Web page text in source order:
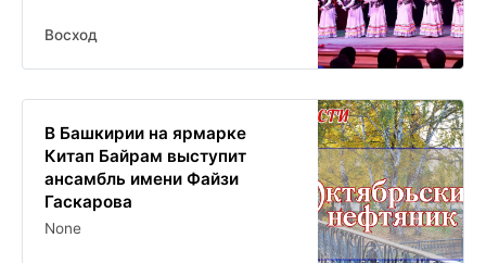
Восход
В Башкирии на ярмарке
Китап Байрам выступит
ансамбль имени Файзи
Гаскарова
None